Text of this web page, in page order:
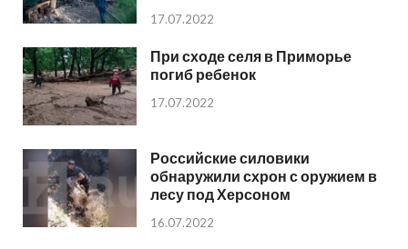
17.07.2022
При сходе селя в Приморье
погиб ребенок
17.07.2022
Российские силовики
обнаружили схрон с оружием в
лесу под Херсоном
16.07.2022